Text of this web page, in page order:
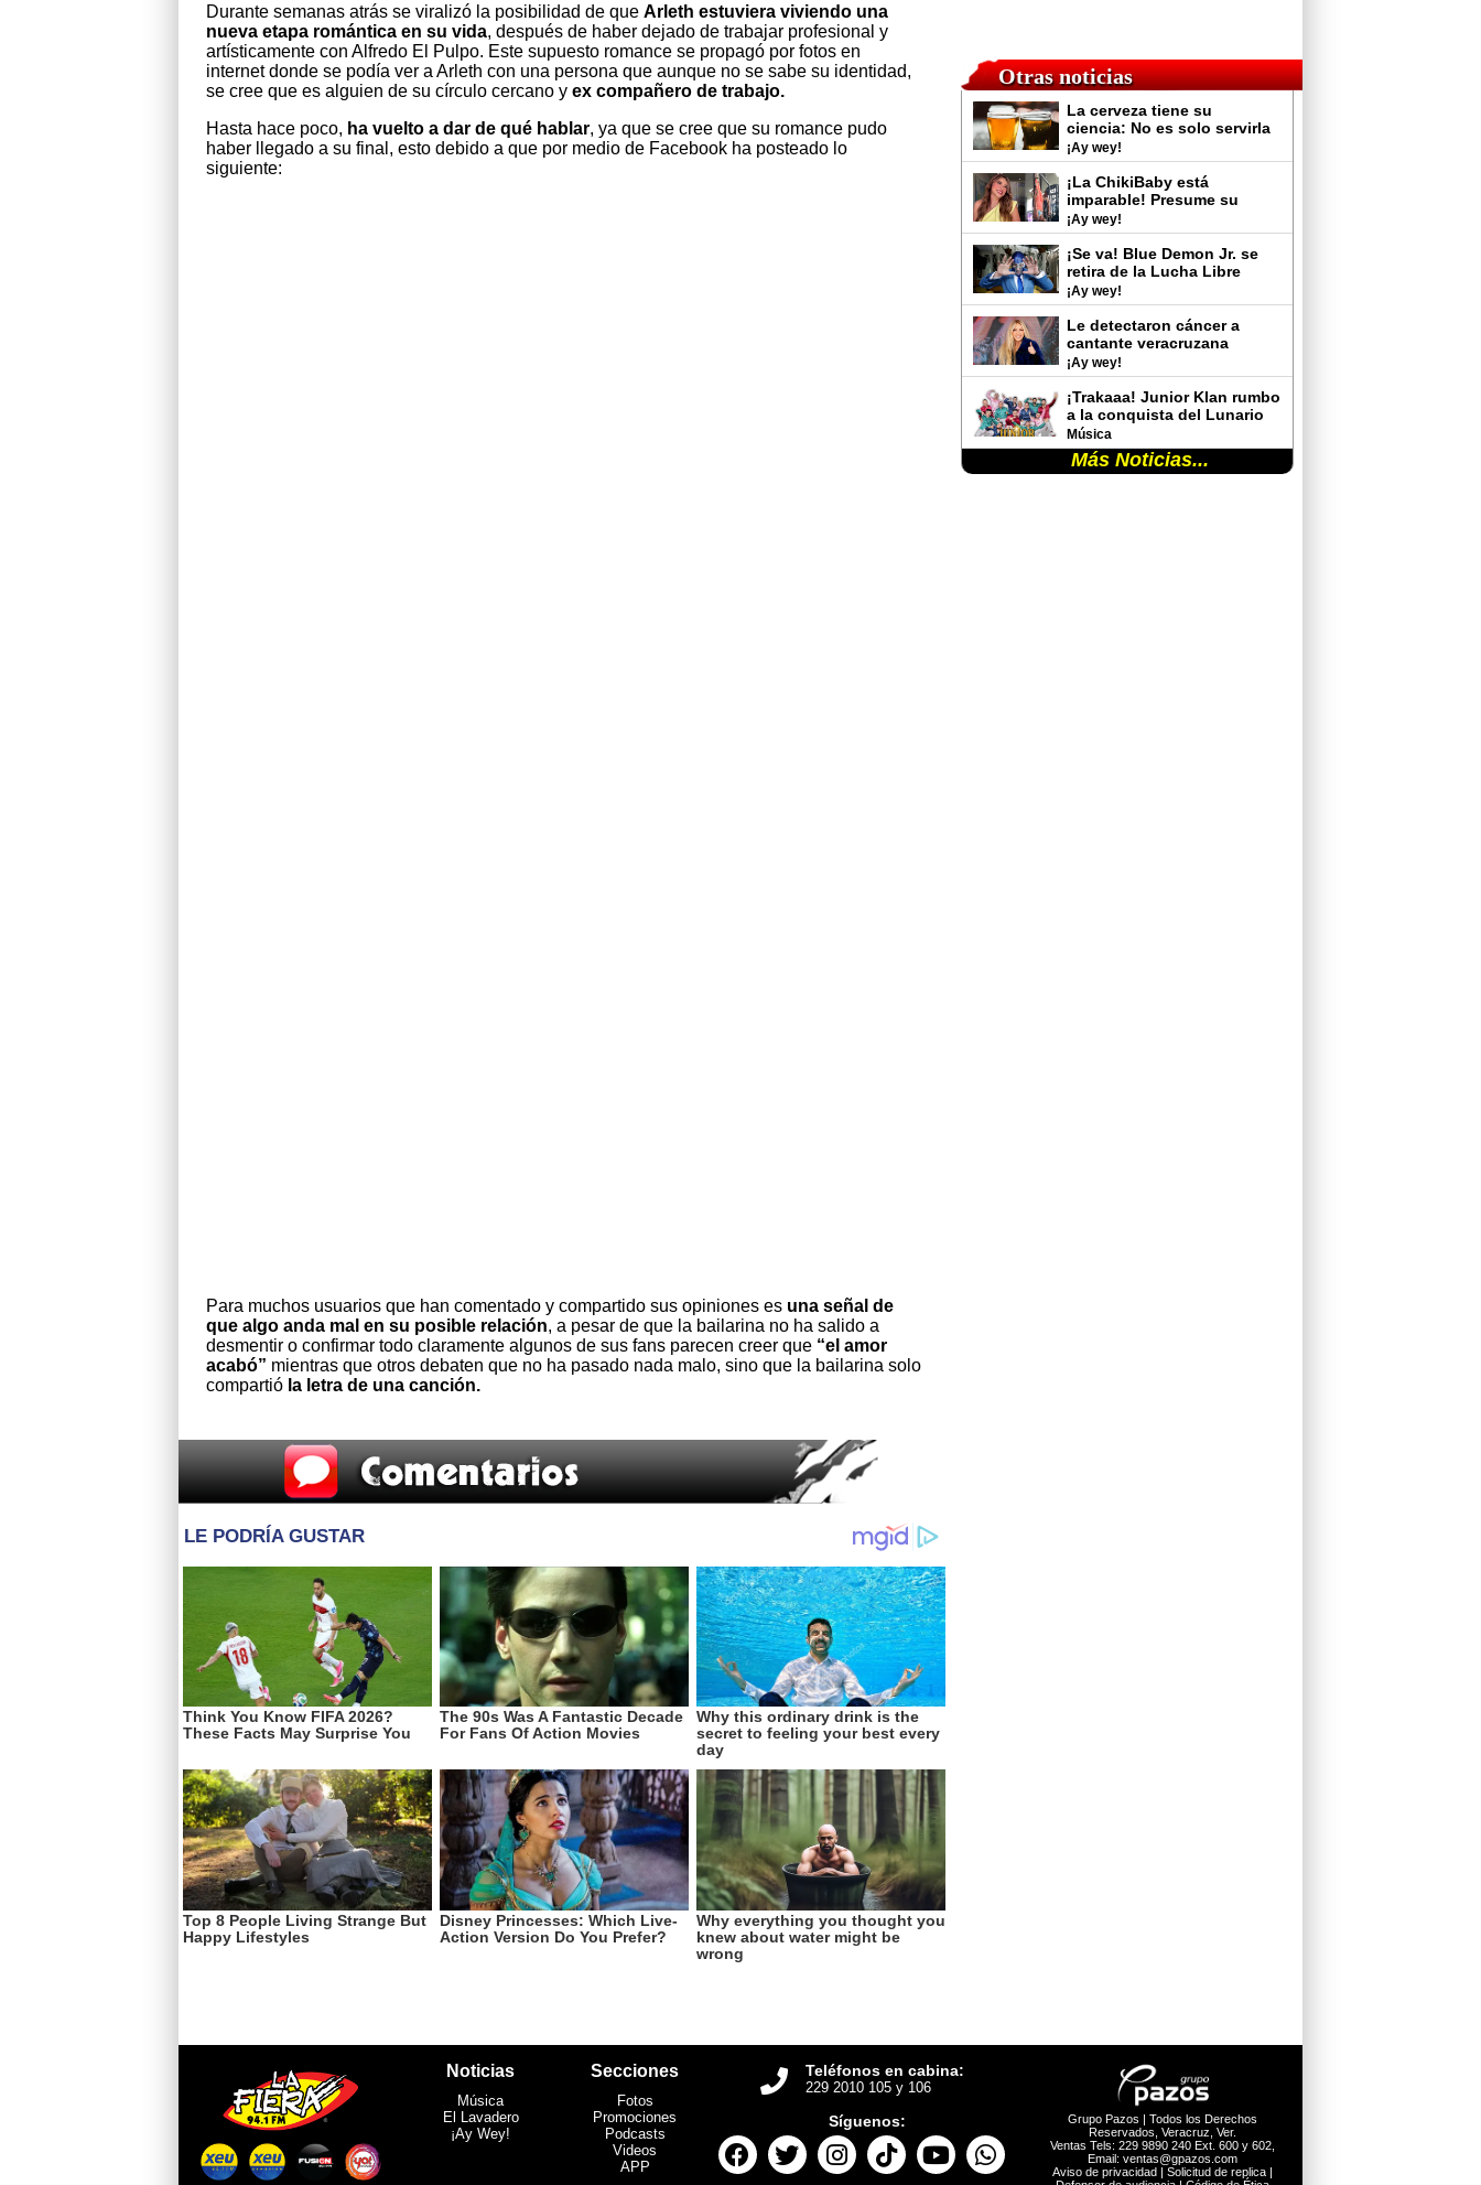
Otras noticias
La cerveza tiene su
ciencia: No es solo servirla
y tomarla
¡Ay wey!
¡La ChikiBaby está
imparable! Presume su
rutina de gimnasio y
sorprende con sus cambios
físicos
¡Ay wey!
¡Se va! Blue Demon Jr. se
retira de la Lucha Libre
¡Ay wey!
Le detectaron cáncer a
cantante veracruzana
¡Ay wey!
¡Trakaaa! Junior Klan rumbo
a la conquista del Lunario
del Auditorio Nacional
Música
Más Noticias...
Durante semanas atrás se viralizó la posibilidad de que Arleth estuviera viviendo una
nueva etapa romántica en su vida, después de haber dejado de trabajar profesional y
artísticamente con Alfredo El Pulpo. Este supuesto romance se propagó por fotos en
internet donde se podía ver a Arleth con una persona que aunque no se sabe su identidad,
se cree que es alguien de su círculo cercano y ex compañero de trabajo.
Hasta hace poco, ha vuelto a dar de qué hablar, ya que se cree que su romance pudo
haber llegado a su final, esto debido a que por medio de Facebook ha posteado lo
siguiente:
Para muchos usuarios que han comentado y compartido sus opiniones es una señal de
que algo anda mal en su posible relación, a pesar de que la bailarina no ha salido a
desmentir o confirmar todo claramente algunos de sus fans parecen creer que “el amor
acabó” mientras que otros debaten que no ha pasado nada malo, sino que la bailarina solo
compartió la letra de una canción.
Noticias
Música
El Lavadero
¡Ay Wey!
Secciones
Fotos
Promociones
Podcasts
Videos
APP
Teléfonos en cabina:
229 2010 105 y 106
Síguenos:
Grupo Pazos | Todos los Derechos
Reservados, Veracruz, Ver.
Ventas Tels: 229 9890 240 Ext. 600 y 602,
Email: ventas@gpazos.com
Aviso de privacidad| Solicitud de replica|